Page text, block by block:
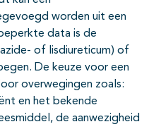
worden uit een
data is de
of lisdiureticum) of
De keuze voor een
overwegingen zoals:
en het bekende
de aanwezigheid